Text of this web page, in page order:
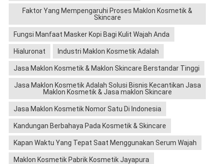
Faktor Yang Mempengaruhi Proses Maklon Kosmetik &
Skincare
Fungsi Manfaat Masker Kopi Bagi Kulit Wajah Anda
Hialuronat Industri Maklon Kosmetik Adalah
Jasa Maklon Kosmetik & Maklon Skincare Berstandar Tinggi
Jasa Maklon Kosmetik Adalah Solusi Bisnis Kecantikan Jasa
Maklon Kosmetik & Jasa maklon Skincare
Jasa Maklon Kosmetik Nomor Satu Di Indonesia
Kandungan Berbahaya Pada Kosmetik & Skincare
Kapan Waktu Yang Tepat Saat Menggunakan Serum Wajah
Maklon Kosmetik Pabrik Kosmetik Jayapura